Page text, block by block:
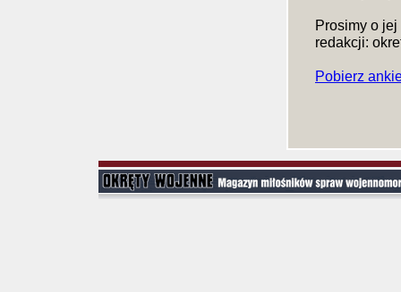
Prosimy o
redakcji: okr
Pobierz